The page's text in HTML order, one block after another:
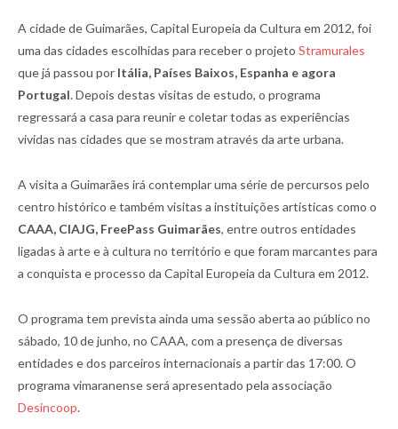
A cidade de Guimarães, Capital Europeia da Cultura em 2012, foi
uma das cidades escolhidas para receber o projeto Stramurales
que já passou por Itália, Países Baixos, Espanha e agora
Portugal. Depois destas visitas de estudo, o programa
regressará a casa para reunir e coletar todas as experiências
vividas nas cidades que se mostram através da arte urbana.
A visita a Guimarães irá contemplar uma série de percursos pelo
centro histórico e também visitas a instituições artísticas como o
CAAA, CIAJG, FreePass Guimarães, entre outros entidades
ligadas à arte e à cultura no território e que foram marcantes para
a conquista e processo da Capital Europeia da Cultura em 2012.
O programa tem prevista ainda uma sessão aberta ao público no
sábado, 10 de junho, no CAAA, com a presença de diversas
entidades e dos parceiros internacionais a partir das 17:00. O
programa vimaranense será apresentado pela associação
Desincoop.